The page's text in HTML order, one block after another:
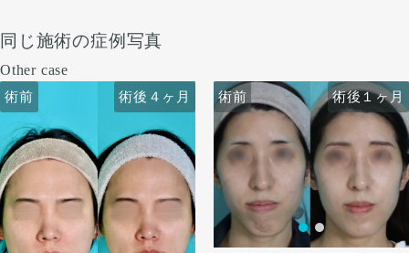
同じ施術の症例写真
Other case
術前 術後４ヶ月 術前 術後４ヶ月
術前 術後１ヶ月 術前 術後１ヶ月